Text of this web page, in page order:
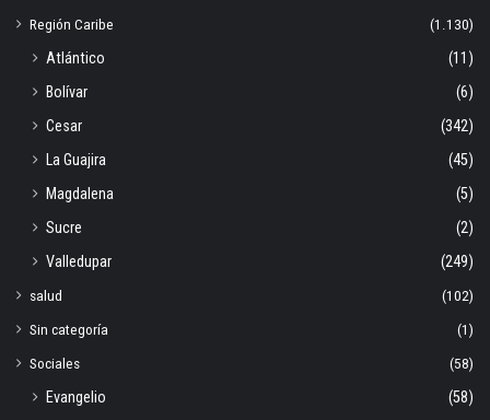
Región Caribe
(1.130)
Atlántico
(11)
Bolívar
(6)
Cesar
(342)
La Guajira
(45)
Magdalena
(5)
Sucre
(2)
Valledupar
(249)
salud
(102)
Sin categoría
(1)
Sociales
(58)
Evangelio
(58)